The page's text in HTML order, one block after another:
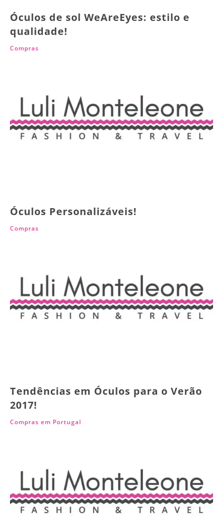
Óculos de sol WeAreEyes: estilo e
qualidade!
Compras
Óculos Personalizáveis!
Compras
Tendências em Óculos para o Verão
2017!
Compras em Portugal